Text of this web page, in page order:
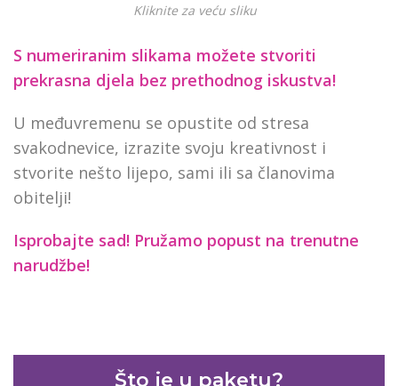
Kliknite za veću sliku
S numeriranim slikama možete stvoriti
prekrasna djela bez prethodnog iskustva!
U međuvremenu se opustite od stresa
svakodnevice, izrazite svoju kreativnost i
stvorite nešto lijepo, sami ili sa članovima
obitelji!
Isprobajte sad! Pružamo popust na trenutne
narudžbe!
Što je u paketu?